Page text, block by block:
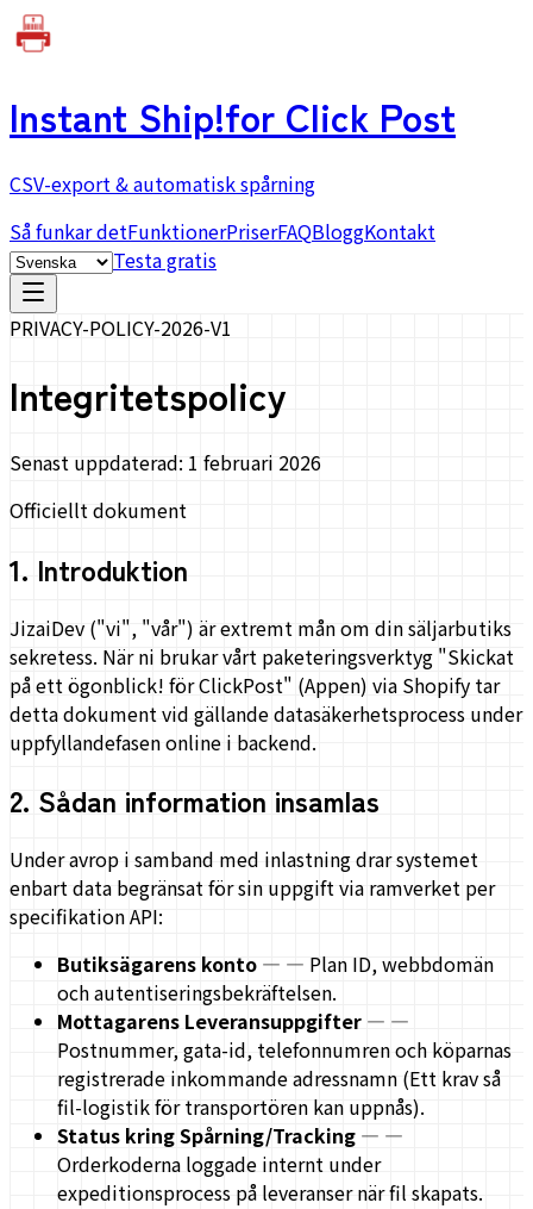
Instant Ship!for Click Post
CSV-export & automatisk spårning
Så funkar detFunktionerPriserFAQBloggKontakt
Testa gratis
PRIVACY-POLICY-2026-V1
Integritetspolicy
Senast uppdaterad: 1 februari 2026
Officiellt dokument
1. Introduktion
JizaiDev ("vi", "vår") är extremt mån om din säljarbutiks
sekretess. När ni brukar vårt paketeringsverktyg "Skickat
på ett ögonblick! för ClickPost" (Appen) via Shopify tar
detta dokument vid gällande datasäkerhetsprocess under
uppfyllandefasen online i backend.
2. Sådan information insamlas
Under avrop i samband med inlastning drar systemet
enbart data begränsat för sin uppgift via ramverket per
specifikation API:
Butiksägarens konto — — Plan ID, webbdomän
och autentiseringsbekräftelsen.
Mottagarens Leveransuppgifter — —
Postnummer, gata-id, telefonnumren och köparnas
registrerade inkommande adressnamn (Ett krav så
fil-logistik för transportören kan uppnås).
Status kring Spårning/Tracking — —
Orderkoderna loggade internt under
expeditionsprocess på leveranser när fil skapats.